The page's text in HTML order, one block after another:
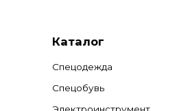
Каталог
Спецодежда
Спецобувь